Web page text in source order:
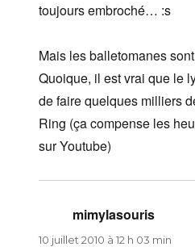
toujours embroché… :s
Mais les balletomanes
Quoique, il est vrai que le
de faire quelques milliers
Ring (ça compense les
sur Youtube)
mimylasouris
10 juillet 2010 à 12 h 03 min